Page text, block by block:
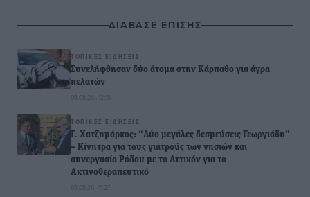
ΔΙΑΒΑΣΕ ΕΠΙΣΗΣ
ΤΟΠΙΚΈΣ ΕΙΔΉΣΕΙΣ
Συνελήφθησαν δύο άτομα στην Κάρπαθο για άγρα
πελατών
08.08.26 · 12:15
ΤΟΠΙΚΈΣ ΕΙΔΉΣΕΙΣ
Γ. Χατζημάρκος: “Δύο μεγάλες δεσμεύσεις Γεωργιάδη”
– Κίνητρα για τους γιατρούς των νησιών και
συνεργασία Ρόδου με το Αττικόν για το
Ακτινοθεραπευτικό
08.08.26 · 11:27